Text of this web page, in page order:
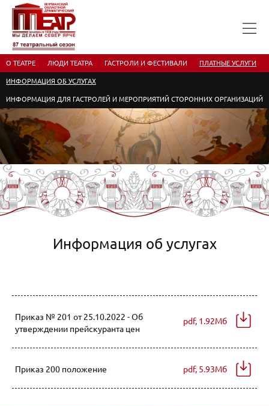
О ТЕАТРЕ ЛЮДИ ТЕАТРА ГАСТРОЛИ И ФЕСТИВАЛИ ПЛАТНЫЕ УСЛУГИ
ИНФОРМАЦИЯ ОБ УСЛУГАХ
ИНФОРМАЦИЯ ДЛЯ ГАСТРОЛЕЙ И МЕРОПРИЯТИЙ СТОРОННИХ ОРГАНИЗАЦИЙ
Информация об услугах
Приказ № 201 от 25.10.2022 - Об
утверждении прейскуранта цен
pdf, 1.92Мб
Приказ 200 положение pdf, 5.93Мб